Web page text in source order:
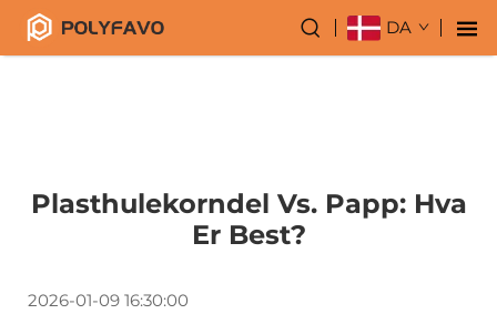
DA
Plasthulekorndel Vs. Papp: Hva
Er Best?
2026-01-09 16:30:00